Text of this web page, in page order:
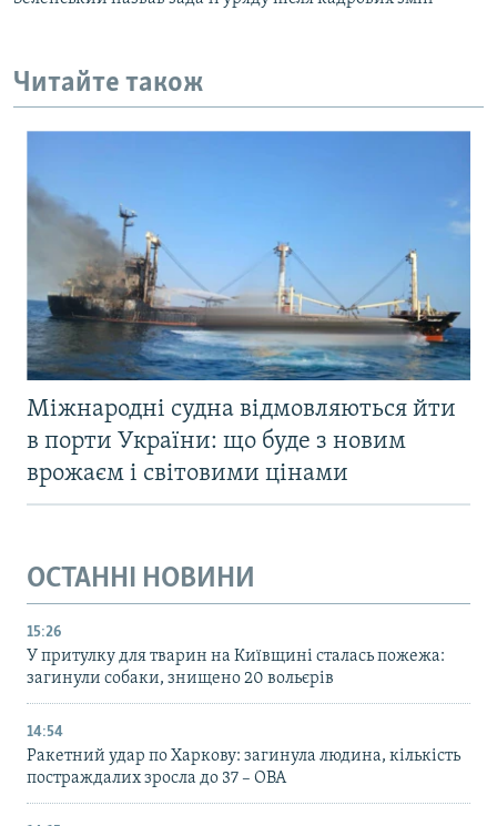
Читайте також
Міжнародні судна відмовляються йти
в порти України: що буде з новим
врожаєм і світовими цінами
ОСТАННІ НОВИНИ
15:26
У притулку для тварин на Київщині сталась пожежа:
загинули собаки, знищено 20 вольєрів
14:54
Ракетний удар по Харкову: загинула людина, кількість
постраждалих зросла до 37 – ОВА